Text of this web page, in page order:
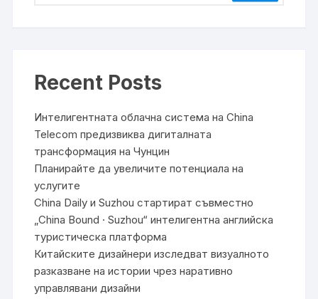
Recent Posts
Интелигентната облачна система на China
Telecom предизвиква дигиталната
трансформация на Чунцин
Планирайте да увеличите потенциала на
услугите
China Daily и Suzhou стартират съвместно
„China Bound · Suzhou“ интелигентна английска
туристическа платформа
Китайските дизайнери изследват визуалното
разказване на истории чрез наративно
управлявани дизайни